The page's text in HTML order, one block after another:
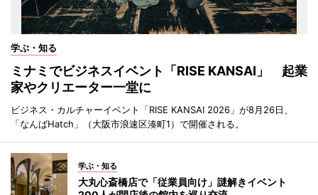
学ぶ・知る
ミナミでビジネスイベント「RISE KANSAI」 起業
家やクリエーター一堂に
ビジネス・カルチャーイベント「RISE KANSAI 2026」が8月26日、
「なんばHatch」（大阪市浪速区湊町1）で開催される。
学ぶ・知る
大丸心斎橋店で「従業員向け」謎解きイベント